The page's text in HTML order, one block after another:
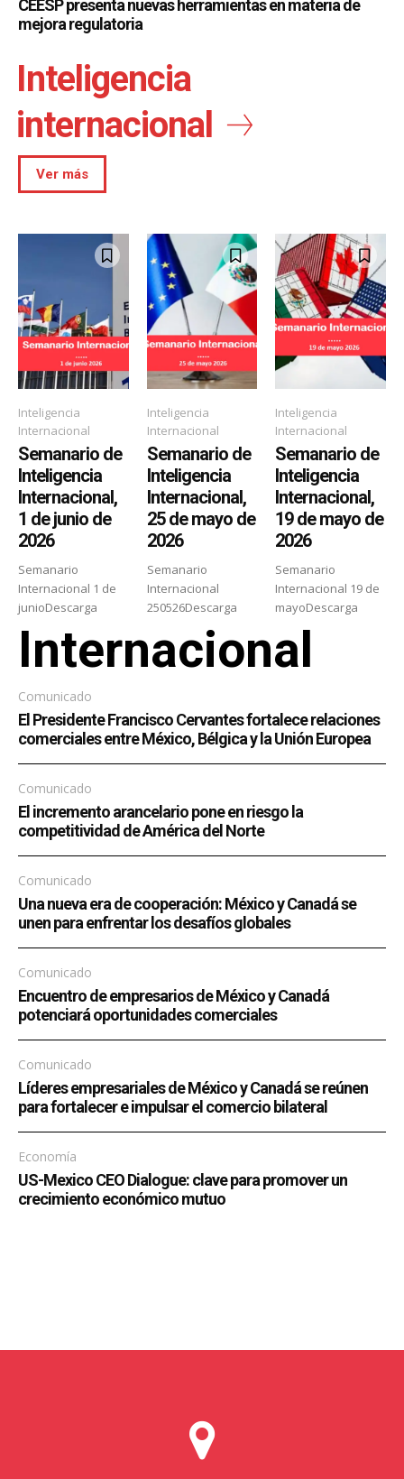
CEESP presenta nuevas herramientas en materia de
mejora regulatoria
Inteligencia
internacional
Ver más
Inteligencia
Internacional
Semanario de
Inteligencia
Internacional,
1 de junio de
2026
Semanario
Internacional 1 de
junioDescarga
Inteligencia
Internacional
Semanario de
Inteligencia
Internacional,
25 de mayo de
2026
Semanario
Internacional
250526Descarga
Inteligencia
Internacional
Semanario de
Inteligencia
Internacional,
19 de mayo de
2026
Semanario
Internacional 19 de
mayoDescarga
Internacional
Comunicado
El Presidente Francisco Cervantes fortalece relaciones
comerciales entre México, Bélgica y la Unión Europea
Comunicado
El incremento arancelario pone en riesgo la
competitividad de América del Norte
Comunicado
Una nueva era de cooperación: México y Canadá se
unen para enfrentar los desafíos globales
Comunicado
Encuentro de empresarios de México y Canadá
potenciará oportunidades comerciales
Comunicado
Líderes empresariales de México y Canadá se reúnen
para fortalecer e impulsar el comercio bilateral
Economía
US-Mexico CEO Dialogue: clave para promover un
crecimiento económico mutuo